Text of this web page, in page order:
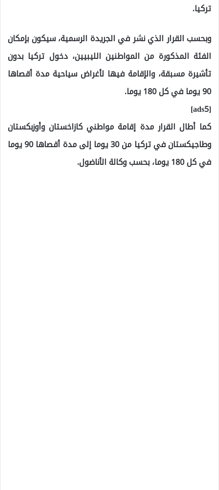
تركيا.
وبحسب القرار الذي نشر في الجريدة الرسمية، سيكون بإمكان
الفئة المذكورة من المواطنين الليبيين، دخول تركيا بدون
تأشيرة مسبقة، والإقامة فيها لأغراض سياحية مدة أقصاها
90 يوما في كل 180 يوما.
[ads5]
كما أطال القرار مدة إقامة مواطني كازاخستان وأوزبكستان
وطاجيكستان في تركيا من 30 يوما إلى مدة أقصاها 90 يوما
في كل 180 يوما، بحسب وكالة الأناضول.